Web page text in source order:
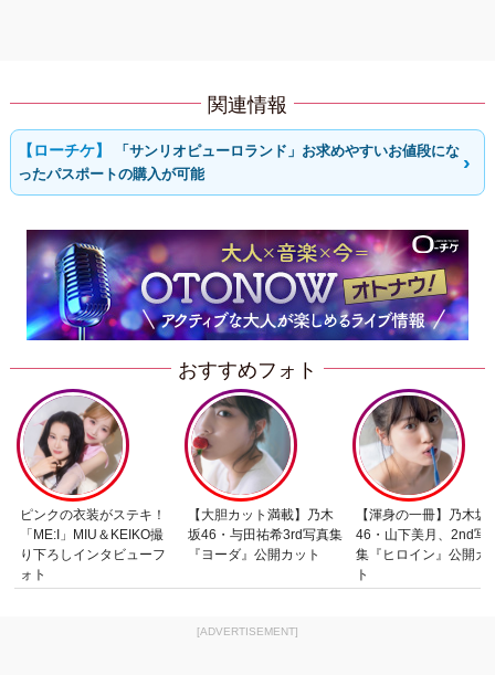
関連情報
「サンリオピューロランド」お求めやすいお値段にな
ったパスポートの購入が可能
おすすめフォト
ピンクの衣装がステキ！
「ME:I」MIU＆KEIKO撮
り下ろしインタビューフ
ォト
【大胆カット満載】乃木
坂46・与田祐希3rd写真集
『ヨーダ』公開カット
【渾身の一冊】乃木坂
46・山下美月、2nd写
集『ヒロイン』公開カ
ト
[ADVERTISEMENT]